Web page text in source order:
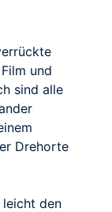
und
sind alle
Drehorte
leicht den